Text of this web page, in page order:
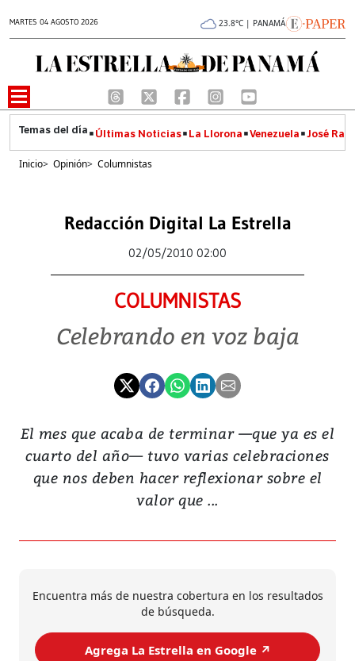
MARTES 04 AGOSTO 2026 23.8°C | PANAMÁ
Últimas Noticias La Llorona Venezuela José
Inicio> Opinión> Columnistas
Redacción Digital La Estrella
02/05/2010 02:00
COLUMNISTAS
Celebrando en voz baja
El mes que acaba de terminar —que ya es el
cuarto del año— tuvo varias celebraciones
que nos deben hacer reflexionar sobre el
valor que ...
Encuentra más de nuestra cobertura en los resultados
de búsqueda.
Agrega La Estrella en Google ↗️